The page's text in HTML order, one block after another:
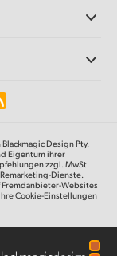
Design Pty.
Eigentum ihrer
zzgl. MwSt.
Dienste.
Fremdanbieter-Websites
Cookie-Einstellungen